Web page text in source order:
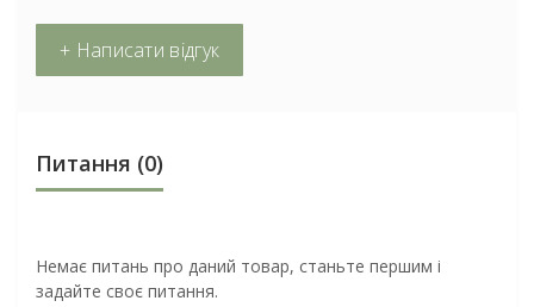
+ Написати відгук
Питання (0)
Немає питань про даний товар, станьте першим і
задайте своє питання.